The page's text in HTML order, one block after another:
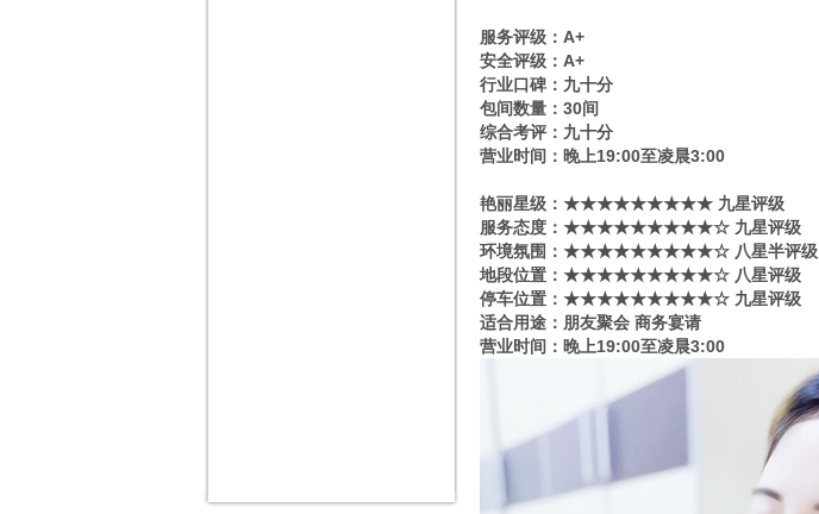
服务评级：A+
安全评级：A+
行业口碑：九十分
包间数量：30间
综合考评：九十分
营业时间：晚上19:00至凌晨3:00
艳丽星级​‌‌：★★★★★★★★★ 九星评级
服务态度：★★★★★★★★★☆ 九星评级
环境氛围：★★★★★★★★★☆ 八星半评级
地段位置：★★★★★★★★★☆ 八星评级
停车位置：★★★★★★★★★☆ 九星评级
适合用途：朋友聚会 商务宴请
营业时间：晚上19:00至凌晨3:00